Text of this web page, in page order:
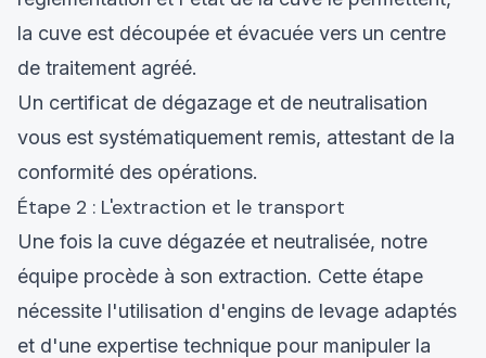
la cuve est découpée et évacuée vers un centre
de traitement agréé.
Un certificat de dégazage et de neutralisation
vous est systématiquement remis, attestant de la
conformité des opérations.
Étape 2 : L'extraction et le transport
Une fois la cuve dégazée et neutralisée, notre
équipe procède à son extraction. Cette étape
nécessite l'utilisation d'engins de levage adaptés
et d'une expertise technique pour manipuler la